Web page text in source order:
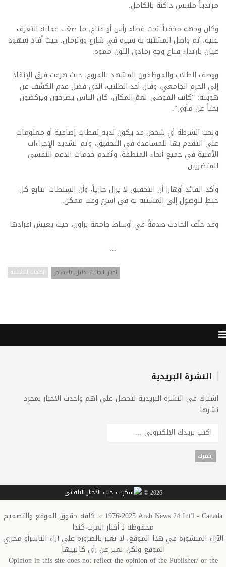
مرتدياً ملابس داكنة بالكامل.
وكان وجهه مخفياً تحت غطاء رأس أو قناع، ما صعّب عملية التعرف
عليه، ثم واصل المشتبه به سيره في شارع ووترمان، حيث أفاد شهود
عيان بارتداء قناع وجه رمادي اللون مموه.
ووصف الطلاب والموظفون المشهد بالمروع، حيث هرعت فرق الإنقاذ
إلى الحرم الجامعي، وقال أحد الطلاب، الذي فضل عدم الكشف عن
هويته: “كانت الفوضى تعمّ المكان، كان الناس يصرخون ويركضون
بحثاً عن مأوى”.
وتحث الشرطة أي شخص قد يكون لديه لقطات إضافية أو معلومات
على التقدم بها للمساعدة في التحقيق، وتم تشديد الإجراءات
الأمنية في جميع أنحاء المنطقة، وتُقدم خدمات الدعم النفسي
للمتضررين.
وأكد القائد أوهارا أن التحقيق لا يزال جارياً، وأن السلطات تتابع كل
خيطٍ للوصول إلى المشتبه به في أسرع وقت ممكن.
وقد خلّف الحادث صدمةً في أوساط جامعة براون، حيث يعيش أفرادها
...
الكلمات الدلائليه اخبار_الجالية_دليل_تامهاجر
النشرة البريدية
اشترك فى النشرة البريدية لتحصل على اهم واحدث الاخبار بمجرد
نشرها
2026 ©
c 1976-2025 Arab News 24 Int'l - Canada: كافة حقوق الموقع والتصميم
محفوظة لـ أخبار العرب-كندا
الآراء المنشورة في هذا الموقع، لا تعبر بالضرورة علي آراء الناشرأو محرري
الموقع ولكن تعبر عن رأي كاتبيها
Opinion in this site does not reflect the opinion of the Publisher/ or the